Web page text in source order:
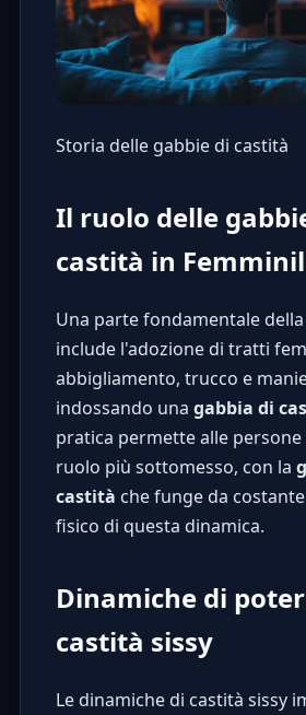
Storia delle gabbie di castità
Il ruolo delle
castità in
Una parte fondamentale
include l'adozione di tratti
abbigliamento, trucco e
indossando una gabbia di
pratica permette alle
ruolo più sottomesso, con la
castità che funge da
fisico di questa dinamica.
Dinamiche di
castità sissy
Le dinamiche di castità sissy